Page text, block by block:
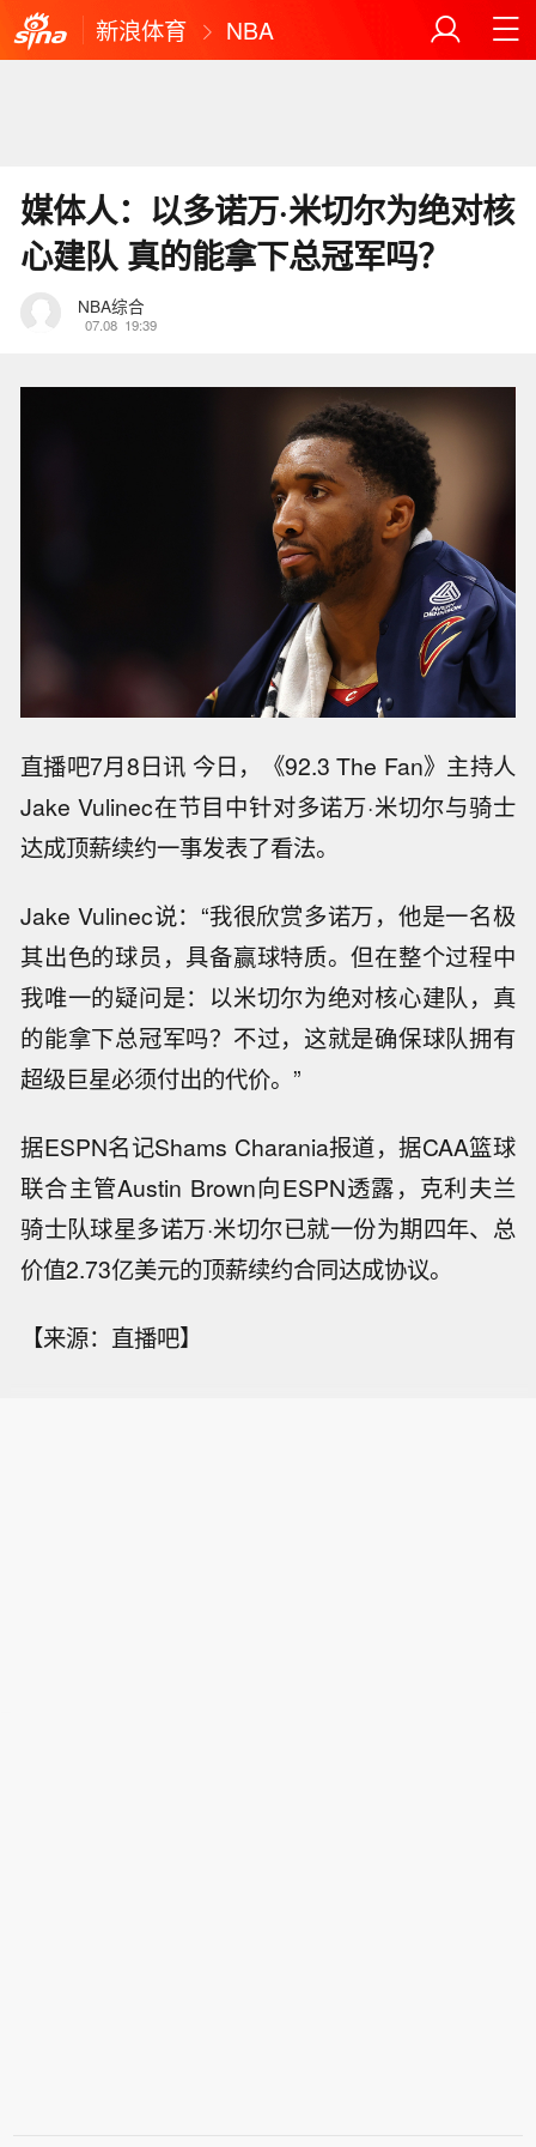
新浪体育 NBA
媒体人：以多诺万·米切尔为绝对核
心建队 真的能拿下总冠军吗？
NBA综合
07.08 19:39
直播吧7月8日讯 今日，《92.3 The Fan》主持人
Jake Vulinec在节目中针对多诺万·米切尔与骑士
达成顶薪续约一事发表了看法。
Jake Vulinec说：“我很欣赏多诺万，他是一名极
其出色的球员，具备赢球特质。但在整个过程中
我唯一的疑问是：以米切尔为绝对核心建队，真
的能拿下总冠军吗？不过，这就是确保球队拥有
超级巨星必须付出的代价。”
据ESPN名记Shams Charania报道，据CAA篮球
联合主管Austin Brown向ESPN透露，克利夫兰
骑士队球星多诺万·米切尔已就一份为期四年、总
价值2.73亿美元的顶薪续约合同达成协议。
【来源：直播吧】